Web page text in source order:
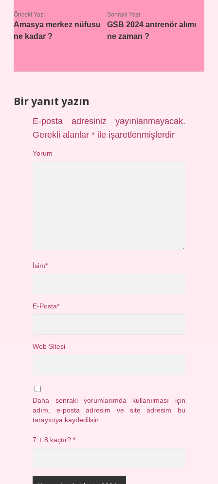
Önceki Yazı
Amasya merkez nüfusu
ne kadar ?
Sonraki Yazı
GSB 2024 antrenör alımı
ne zaman ?
Bir yanıt yazın
E-posta adresiniz yayınlanmayacak.
Gerekli alanlar* ile işaretlenmişlerdir
Yorum
İsim*
E-Posta*
Web Sitesi
Daha sonraki yorumlarımda kullanılması için
adım, e-posta adresim ve site adresim bu
tarayıcıya kaydedilsin.
7 + 8 kaçtır?*